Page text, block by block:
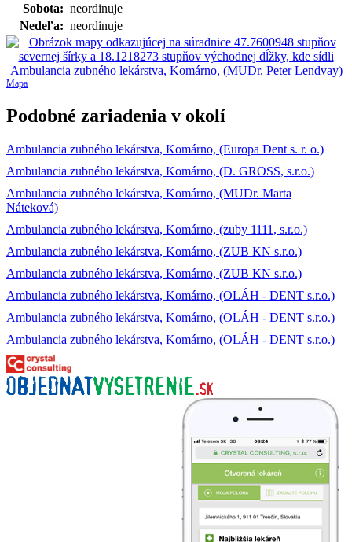
Sobota: neordinuje
Nedeľa: neordinuje
Mapa
Podobné zariadenia v okolí
Ambulancia zubného lekárstva, Komárno, (Europa Dent s. r. o.)
Ambulancia zubného lekárstva, Komárno, (D. GROSS, s.r.o.)
Ambulancia zubného lekárstva, Komárno, (MUDr. Marta
Náteková)
Ambulancia zubného lekárstva, Komárno, (zuby 1111, s.r.o.)
Ambulancia zubného lekárstva, Komárno, (ZUB KN s.r.o.)
Ambulancia zubného lekárstva, Komárno, (ZUB KN s.r.o.)
Ambulancia zubného lekárstva, Komárno, (OLÁH - DENT s.r.o.)
Ambulancia zubného lekárstva, Komárno, (OLÁH - DENT s.r.o.)
Ambulancia zubného lekárstva, Komárno, (OLÁH - DENT s.r.o.)